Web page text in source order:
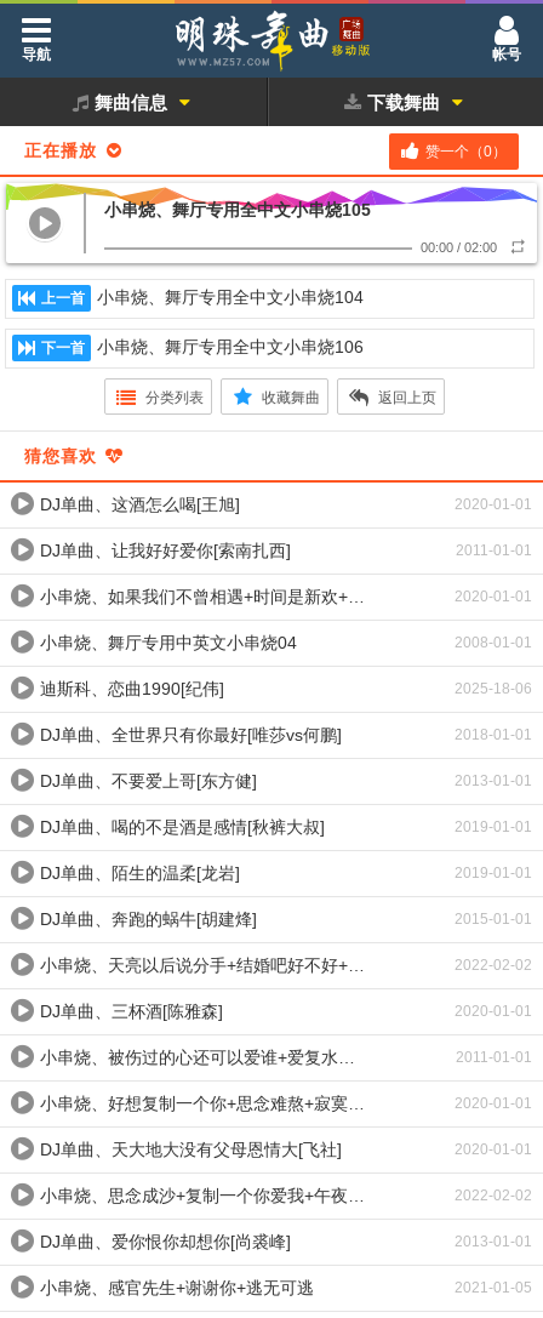
导航 帐号
舞曲信息 下载舞曲
正在播放 赞一个（0）
小串烧、舞厅专用全中文小串烧105
00:00 / 02:00
上一首 小串烧、舞厅专用全中文小串烧104
下一首 小串烧、舞厅专用全中文小串烧106
分类列表 收藏舞曲 返回上页
猜您喜欢
DJ单曲、这酒怎么喝[王旭] 2020-01-01
DJ单曲、让我好好爱你[索南扎西] 2011-01-01
小串烧、如果我们不曾相遇+时间是新欢+被爱情遗忘的玫瑰 2020-01-01
小串烧、舞厅专用中英文小串烧04 2008-01-01
迪斯科、恋曲1990[纪伟] 2025-18-06
DJ单曲、全世界只有你最好[唯莎vs何鹏] 2018-01-01
DJ单曲、不要爱上哥[东方健] 2013-01-01
DJ单曲、喝的不是酒是感情[秋裤大叔] 2019-01-01
DJ单曲、陌生的温柔[龙岩] 2019-01-01
DJ单曲、奔跑的蜗牛[胡建烽] 2015-01-01
小串烧、天亮以后说分手+结婚吧好不好+陪你到老 2022-02-02
DJ单曲、三杯酒[陈雅森] 2020-01-01
小串烧、被伤过的心还可以爱谁+爱复水难收+雪莲 2011-01-01
小串烧、好想复制一个你+思念难熬+寂寞爱上眼泪 2020-01-01
DJ单曲、天大地大没有父母恩情大[飞社] 2020-01-01
小串烧、思念成沙+复制一个你爱我+午夜情人 2022-02-02
DJ单曲、爱你恨你却想你[尚裘峰] 2013-01-01
小串烧、感官先生+谢谢你+逃无可逃 2021-01-05